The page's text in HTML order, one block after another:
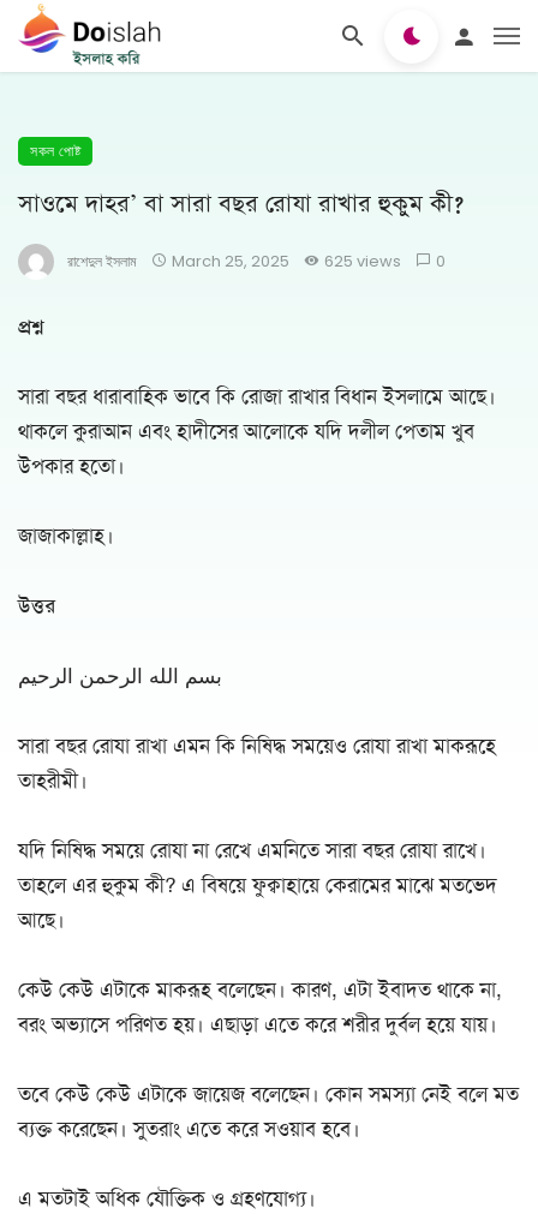
সকল পোষ্ট
সাওমে দাহর’ বা সারা বছর রোযা রাখার হুকুম কী?
রাশেদুল ইসলাম March 25, 2025 625 views 0
প্রশ্ন
সারা বছর ধারাবাহিক ভাবে কি রোজা রাখার বিধান ইসলামে আছে।
থাকলে কুরাআন এবং হাদীসের আলোকে যদি দলীল পেতাম খুব
উপকার হতো।
জাজাকাল্লাহ।
উত্তর
بسم الله الرحمن الرحيم
সারা বছর রোযা রাখা এমন কি নিষিদ্ধ সময়েও রোযা রাখা মাকরূহে
তাহরীমী।
যদি নিষিদ্ধ সময়ে রোযা না রেখে এমনিতে সারা বছর রোযা রাখে।
তাহলে এর হুকুম কী? এ বিষয়ে ফুক্বাহায়ে কেরামের মাঝে মতভেদ
আছে।
কেউ কেউ এটাকে মাকরূহ বলেছেন। কারণ, এটা ইবাদত থাকে না,
বরং অভ্যাসে পরিণত হয়। এছাড়া এতে করে শরীর দুর্বল হয়ে যায়।
তবে কেউ কেউ এটাকে জায়েজ বলেছেন। কোন সমস্যা নেই বলে মত
ব্যক্ত করেছেন। সুতরাং এতে করে সওয়াব হবে।
এ মতটাই অধিক যৌক্তিক ও গ্রহণযোগ্য।